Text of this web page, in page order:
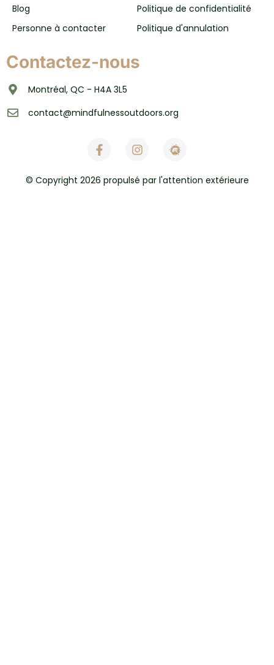
Blog
Personne à contacter
Politique de confidentialité
Politique d'annulation
Contactez-nous
Montréal, QC - H4A 3L5
contact@mindfulnessoutdoors.org
© Copyright 2026 propulsé par l'attention extérieure